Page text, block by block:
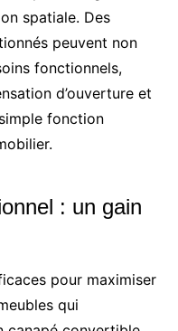
spatiale. Des
peuvent non
fonctionnels,
d’ouverture et
fonction
: un gain
pour maximiser
qui